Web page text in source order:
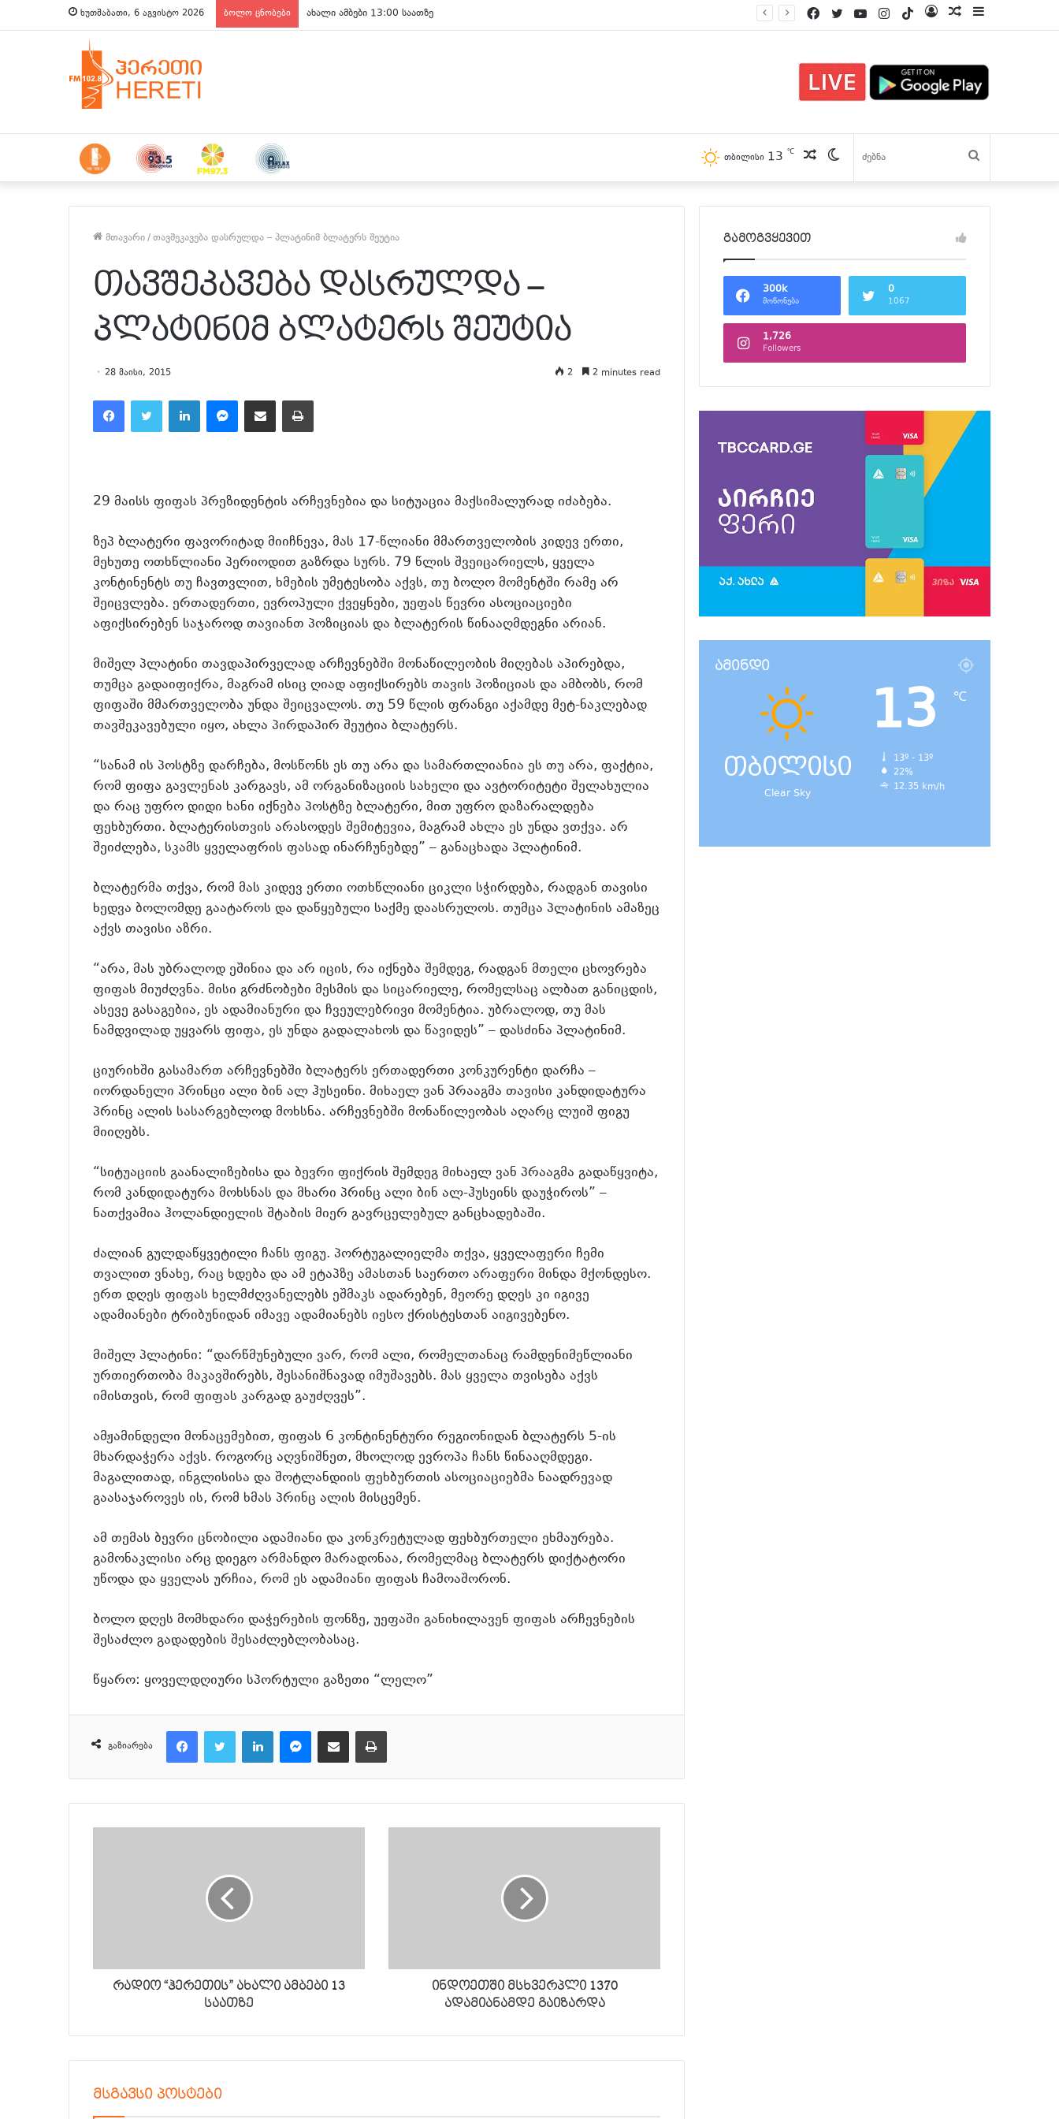
ხუთშაბათი, 6 აგვისტო 2026 ბოლო ცნობები ახალი ამბები 13:00 საათზე პოსტები
Log
TikTok
Instagram
YouTube
Twitter
Facebook
Switch
skin
პოსტები
თბილისი 13 ℃
მთავარი/თავშეკავება დასრულდა – პლატინიმ ბლატერს შეუტია
თავშეკავება დასრულდა –
პლატინიმ ბლატერს შეუტია
28 მაისი, 2015 2 2 minutes read
29 მაისს ფიფას პრეზიდენტის არჩევნებია და სიტუაცია მაქსიმალურად იძაბება.
ზეპ ბლატერი ფავორიტად მიიჩნევა, მას 17-წლიანი მმართველობის კიდევ ერთი,
მეხუთე ოთხწლიანი პერიოდით გაზრდა სურს. 79 წლის შვეიცარიელს, ყველა
კონტინენტს თუ ჩავთვლით, ხმების უმეტესობა აქვს, თუ ბოლო მომენტში რამე არ
შეიცვლება. ერთადერთი, ევროპული ქვეყნები, უეფას წევრი ასოციაციები
აფიქსირებენ საჯაროდ თავიანთ პოზიციას და ბლატერის წინააღმდეგნი არიან.
მიშელ პლატინი თავდაპირველად არჩევნებში მონაწილეობის მიღებას აპირებდა,
თუმცა გადაიფიქრა, მაგრამ ისიც ღიად აფიქსირებს თავის პოზიციას და ამბობს, რომ
ფიფაში მმართველობა უნდა შეიცვალოს. თუ 59 წლის ფრანგი აქამდე მეტ-ნაკლებად
თავშეკავებული იყო, ახლა პირდაპირ შეუტია ბლატერს.
“სანამ ის პოსტზე დარჩება, მოსწონს ეს თუ არა და სამართლიანია ეს თუ არა, ფაქტია,
რომ ფიფა გავლენას კარგავს, ამ ორგანიზაციის სახელი და ავტორიტეტი შელახულია
და რაც უფრო დიდი ხანი იქნება პოსტზე ბლატერი, მით უფრო დაზარალდება
ფეხბურთი. ბლატერისთვის არასოდეს შემიტევია, მაგრამ ახლა ეს უნდა ვთქვა. არ
შეიძლება, სკამს ყველაფრის ფასად ინარჩუნებდე” – განაცხადა პლატინიმ.
ბლატერმა თქვა, რომ მას კიდევ ერთი ოთხწლიანი ციკლი სჭირდება, რადგან თავისი
ხედვა ბოლომდე გაატაროს და დაწყებული საქმე დაასრულოს. თუმცა პლატინის ამაზეც
აქვს თავისი აზრი.
“არა, მას უბრალოდ ეშინია და არ იცის, რა იქნება შემდეგ, რადგან მთელი ცხოვრება
ფიფას მიუძღვნა. მისი გრძნობები მესმის და სიცარიელე, რომელსაც ალბათ განიცდის,
ასევე გასაგებია, ეს ადამიანური და ჩვეულებრივი მომენტია. უბრალოდ, თუ მას
ნამდვილად უყვარს ფიფა, ეს უნდა გადალახოს და წავიდეს” – დასძინა პლატინიმ.
ციურიხში გასამართ არჩევნებში ბლატერს ერთადერთი კონკურენტი დარჩა –
იორდანელი პრინცი ალი ბინ ალ ჰუსეინი. მიხაელ ვან პრააგმა თავისი კანდიდატურა
პრინც ალის სასარგებლოდ მოხსნა. არჩევნებში მონაწილეობას აღარც ლუიშ ფიგუ
მიიღებს.
“სიტუაციის გაანალიზებისა და ბევრი ფიქრის შემდეგ მიხაელ ვან პრააგმა გადაწყვიტა,
რომ კანდიდატურა მოხსნას და მხარი პრინც ალი ბინ ალ-ჰუსეინს დაუჭიროს” –
ნათქვამია ჰოლანდიელის შტაბის მიერ გავრცელებულ განცხადებაში.
ძალიან გულდაწყვეტილი ჩანს ფიგუ. პორტუგალიელმა თქვა, ყველაფერი ჩემი
თვალით ვნახე, რაც ხდება და ამ ეტაპზე ამასთან საერთო არაფერი მინდა მქონდესო.
ერთ დღეს ფიფას ხელმძღვანელებს ეშმაკს ადარებენ, მეორე დღეს კი იგივე
ადამიანები ტრიბუნიდან იმავე ადამიანებს იესო ქრისტესთან აიგივებენო.
მიშელ პლატინი: “დარწმუნებული ვარ, რომ ალი, რომელთანაც რამდენიმეწლიანი
ურთიერთობა მაკავშირებს, შესანიშნავად იმუშავებს. მას ყველა თვისება აქვს
იმისთვის, რომ ფიფას კარგად გაუძღვეს”.
ამჟამინდელი მონაცემებით, ფიფას 6 კონტინენტური რეგიონიდან ბლატერს 5-ის
მხარდაჭერა აქვს. როგორც აღვნიშნეთ, მხოლოდ ევროპა ჩანს წინააღმდეგი.
მაგალითად, ინგლისისა და შოტლანდიის ფეხბურთის ასოციაციებმა ნაადრევად
გაასაჯაროვეს ის, რომ ხმას პრინც ალის მისცემენ.
ამ თემას ბევრი ცნობილი ადამიანი და კონკრეტულად ფეხბურთელი ეხმაურება.
გამონაკლისი არც დიეგო არმანდო მარადონაა, რომელმაც ბლატერს დიქტატორი
უწოდა და ყველას ურჩია, რომ ეს ადამიანი ფიფას ჩამოაშორონ.
ბოლო დღეს მომხდარი დაჭერების ფონზე, უეფაში განიხილავენ ფიფას არჩევნების
შესაძლო გადადების შესაძლებლობასაც.
წყარო: ყოველდღიური სპორტული გაზეთი “ლელო”
გაზიარება
რადიო “ჰერეთის” ახალი ამბები 13
საათზე
ინდოეთში მსხვერპლი 1370
ადამიანამდე გაიზარდა
მსგავსი პოსტები
გამოგვყევით
300k
მოწონება
0
1067
1,726
Followers
ამინდი
თბილისი
Clear Sky
13 ℃
13º - 13º
22%
12.35 km/h